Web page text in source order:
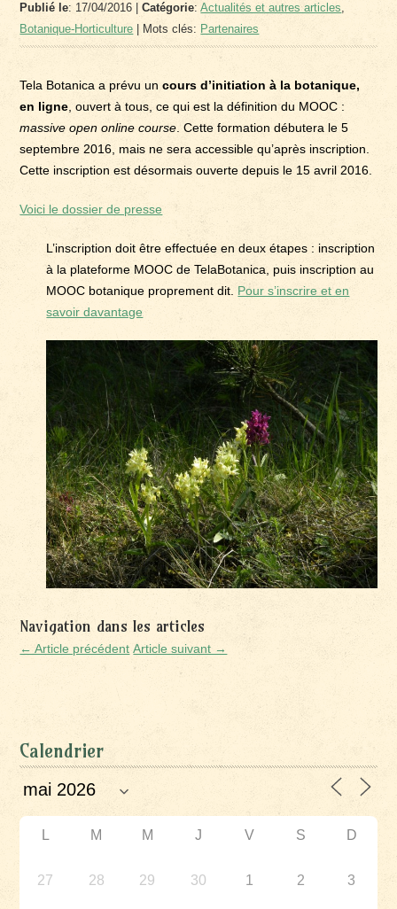
Publié le: 17/04/2016 |Catégorie:Actualités et autres articles,
Botanique-Horticulture | Mots clés: Partenaires
Tela Botanica a prévu uncours d’initiation à la botanique,
en ligne , ouvert à tous, ce qui est la définition du MOOC :
massive open online course . Cette formation débutera le 5
septembre 2016, mais ne sera accessible qu’après inscription.
Cette inscription est désormais ouverte depuis le 15 avril 2016.
Voici le dossier de presse
L’inscription doit être effectuée en deux étapes : inscription
à la plateforme MOOC de TelaBotanica, puis inscription au
MOOC botanique proprement dit. Pour s’inscrire et en
savoir davantage
Navigation dans les articles
← Article précédent Article suivant →
Calendrier
L M M J V S D
27 28 29 30 1 2 3